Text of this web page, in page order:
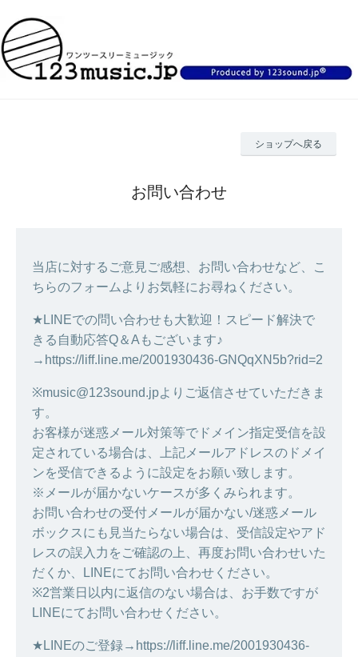
ショップへ戻る
お問い合わせ
当店に対するご意見ご感想、お問い合わせなど、こ
ちらのフォームよりお気軽にお尋ねください。
★LINEでの問い合わせも大歓迎！スピード解決で
きる自動応答Q＆Aもございます♪
→https://liff.line.me/2001930436-GNQqXN5b?rid=2
※music@123sound.jpよりご返信させていただきま
す。
お客様が迷惑メール対策等でドメイン指定受信を設
定されている場合は、上記メールアドレスのドメイ
ンを受信できるように設定をお願い致します。
※メールが届かないケースが多くみられます。
お問い合わせの受付メールが届かない/迷惑メール
ボックスにも見当たらない場合は、受信設定やアド
レスの誤入力をご確認の上、再度お問い合わせいた
だくか、LINEにてお問い合わせください。
※2営業日以内に返信のない場合は、お手数ですが
LINEにてお問い合わせください。
★LINEのご登録→https://liff.line.me/2001930436-